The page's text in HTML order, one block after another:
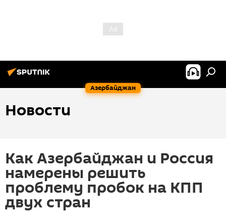
Азербайджан
Новости
Как Азербайджан и Россия
намерены решить
проблему пробок на КПП
двух стран